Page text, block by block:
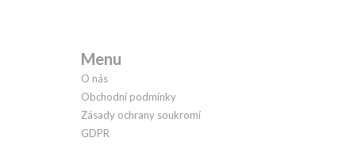
Menu
O nás
Obchodní podmínky
Zásady ochrany soukromí
GDPR